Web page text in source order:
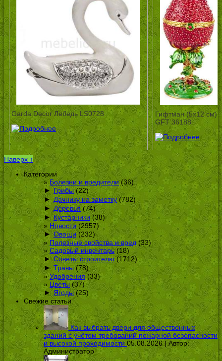
Garda Decor Лебедь LS0728
Гифтман (5х12 см)
GFT 36188
Наверх ↑
Категории
Болезни и вредители(36)
► Грибы(22)
► Дачнику на заметку(782)
► Деревья (74)
► Кустарники(38)
Новости (2957)
► Овощи(232)
Полезные свойства и вред(33)
Садовый инвентарь(18)
► Советы строителю(1712)
► Травы(78)
Удобрения(33)
Цветы(37)
► Ягоды(25)
Свежие статьи
Как выбрать двери для общественных
зданий с учётом требований пожарной безопасности
и высокой проходимости 05.08.2026 | Автор:
Администратор